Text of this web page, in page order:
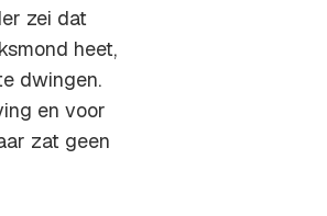
zei dat
heet,
dwingen.
en voor
zat geen